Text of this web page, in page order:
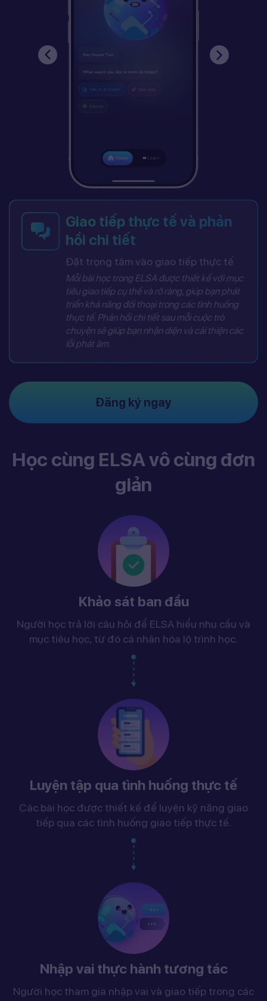
Giao tiếp thực tế và phản
hồi chi tiết
Đặt trọng tâm vào giao tiếp thực tế
Mỗi bài học trong ELSA được thiết kế với mục
tiêu giao tiếp cụ thể và rõ ràng, giúp bạn phát
triển khả năng đối thoại trong các tình huống
thực tế. Phản hồi chi tiết sau mỗi cuộc trò
chuyện sẽ giúp bạn nhận diện và cải thiện các
lỗi phát âm.
Đăng ký ngay
Học cùng ELSA vô cùng đơn
giản
Khảo sát ban đầu
Người học trả lời câu hỏi để ELSA hiểu nhu cầu và
mục tiêu học, từ đó cá nhân hóa lộ trình học.
Luyện tập qua tình huống thực tế
Các bài học được thiết kế để luyện kỹ năng giao
tiếp qua các tình huống giao tiếp thực tế.
Nhập vai thực hành tương tác
Người học tham gia nhập vai và giao tiếp trong các